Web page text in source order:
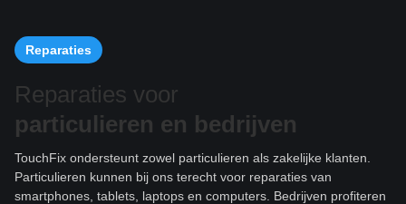
Reparaties
Reparaties voor
particulieren en bedrijven
TouchFix ondersteunt zowel particulieren als zakelijke klanten.
Particulieren kunnen bij ons terecht voor reparaties van
smartphones, tablets, laptops en computers. Bedrijven profiteren